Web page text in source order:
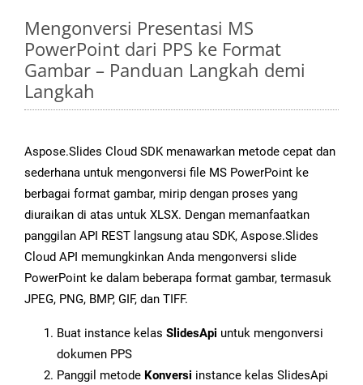
Mengonversi Presentasi MS
PowerPoint dari PPS ke Format
Gambar – Panduan Langkah demi
Langkah
Aspose.Slides Cloud SDK menawarkan metode cepat dan
sederhana untuk mengonversi file MS PowerPoint ke
berbagai format gambar, mirip dengan proses yang
diuraikan di atas untuk XLSX. Dengan memanfaatkan
panggilan API REST langsung atau SDK, Aspose.Slides
Cloud API memungkinkan Anda mengonversi slide
PowerPoint ke dalam beberapa format gambar, termasuk
JPEG, PNG, BMP, GIF, dan TIFF.
Buat instance kelas SlidesApi untuk mengonversi
dokumen PPS
Panggil metode Konversi instance kelas SlidesApi